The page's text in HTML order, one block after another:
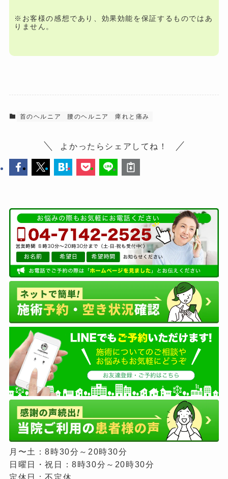
※お客様の感想であり、効果効能を保証するものではあ
りません。
首のヘルニア 腰のヘルニア 痺れと痛み
よかったらシェアしてね！
月〜土：8時30分～20時30分
日曜日・祝日：8時30分～20時30分
定休日：不定休